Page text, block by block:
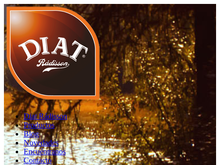
Diat Rádisson
Productos
Blog
Novedades
Encuéntranos
Contacto